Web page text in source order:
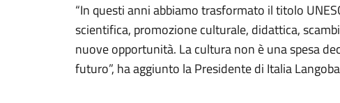
“In questi anni abbiamo trasformato il titolo
scientifica, promozione culturale, didattica,
nuove opportunità. La cultura non è una spesa
futuro”, ha aggiunto la Presidente di Italia